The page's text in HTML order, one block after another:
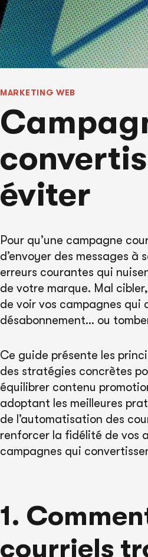
MARKETING WEB
éviter
Pour qu’une campagne
d’envoyer des messages
erreurs courantes qui
de votre marque. Mal
de voir vos campagnes qui
désabonnement… ou
Ce guide présente les
des stratégies concrètes
équilibrer contenu
adoptant les meilleures
de l’automatisation des
renforcer la fidélité de vos
campagnes qui
1.
courriels